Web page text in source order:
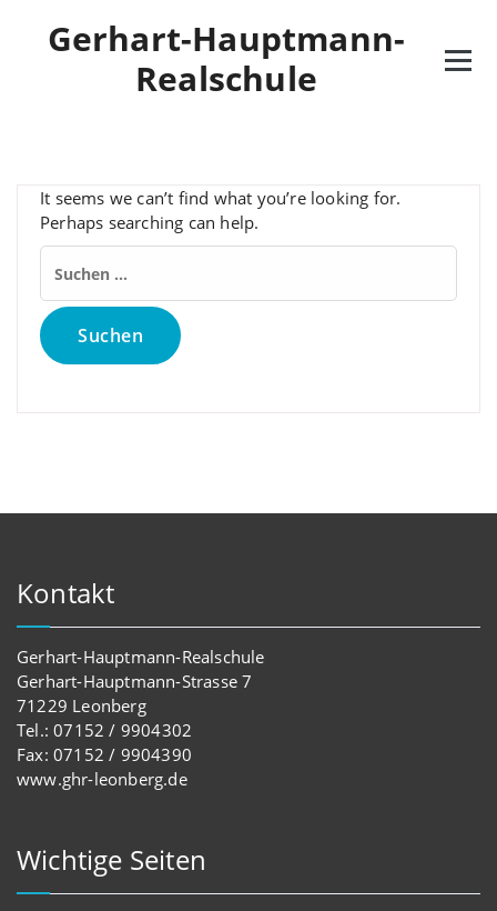
contentGerhart-Hauptmann-
Realschule
It seems we can’t find what you’re looking for.
Perhaps searching can help.
Suchen
nach:
Kontakt
Gerhart-Hauptmann-Realschule
Gerhart-Hauptmann-Strasse 7
71229 Leonberg
Tel.: 07152 / 9904302
Fax: 07152 / 9904390
www.ghr-leonberg.de
Wichtige Seiten